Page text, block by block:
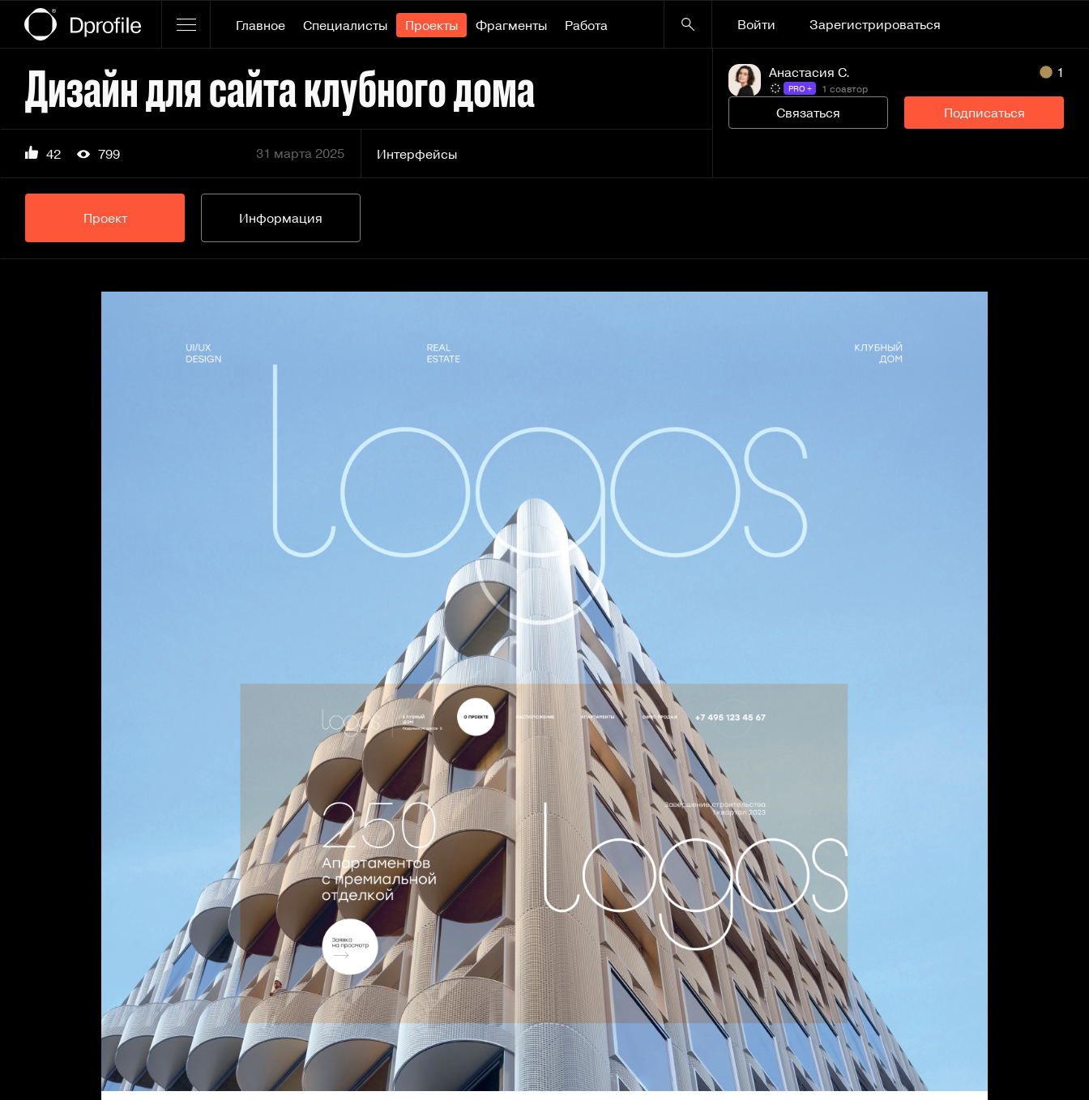
Главное Специалисты Проекты Фрагменты Работа Войти Зарегистрироваться
Дизайн для сайта клубного дома
42 799 31 марта 2025 Интерфейсы
Анастасия С.
PRO + 1 соавтор
1
Связаться Подписаться
Проект Информация